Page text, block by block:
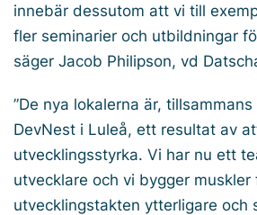
innebär dessutom att vi till
fler seminarier och utbildningar
säger Jacob Philipson, vd
”De nya lokalerna är,
DevNest i Luleå, ett resultat av
utvecklingsstyrka. Vi har nu ett
utvecklare och vi bygger
utvecklingstakten ytterligare och